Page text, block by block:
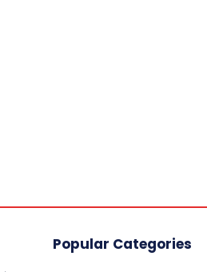
Popular Categories